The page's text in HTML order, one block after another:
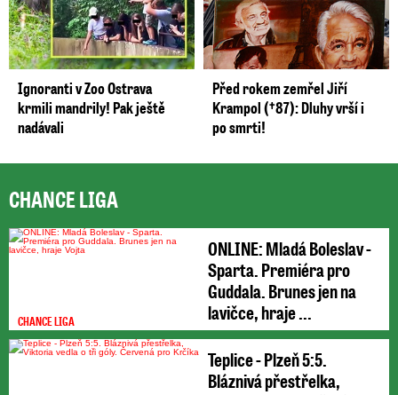
Ignoranti v Zoo Ostrava
krmili mandrily! Pak ještě
nadávali
Před rokem zemřel Jiří
Krampol (†87): Dluhy vrší i
po smrti!
CHANCE LIGA
CHANCE LIGA
ONLINE: Mladá Boleslav -
Sparta. Premiéra pro
Guddala. Brunes jen na
lavičce, hraje ...
Teplice - Plzeň 5:5.
Bláznivá přestřelka,